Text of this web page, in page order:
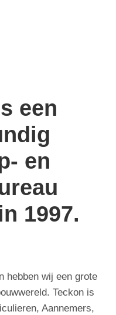
een
en
1997.
hebben wij een grote
Teckon is
Aannemers,